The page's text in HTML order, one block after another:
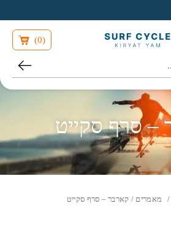
(
0
)
– סרף סקייט
/ מאמרים / קארבר – סרף סקייט